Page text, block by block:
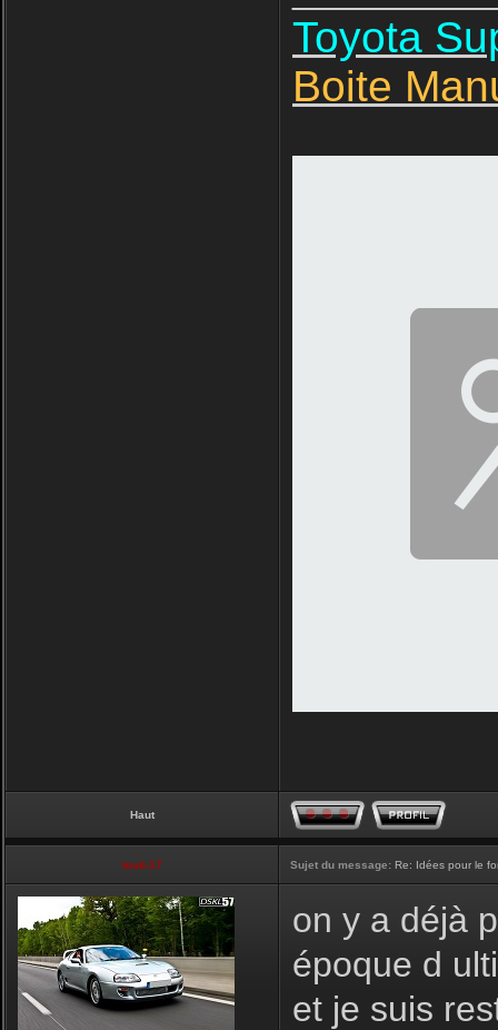
Toyota
Boite
Haut
touti-17 Sujet du message: Re: Idées pour le
on y a déjà
époque d
et je suis